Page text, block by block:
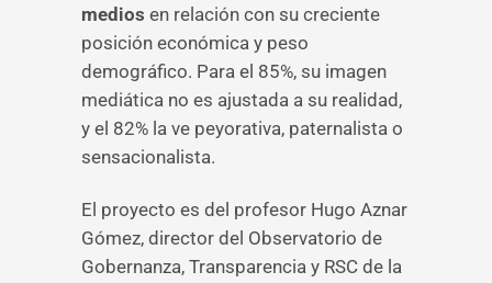
medios en relación con su creciente
posición económica y peso
demográfico. Para el 85%, su imagen
mediática no es ajustada a su realidad,
y el 82% la ve peyorativa, paternalista o
sensacionalista.
El proyecto es del profesor Hugo Aznar
Gómez, director del Observatorio de
Gobernanza, Transparencia y RSC de la